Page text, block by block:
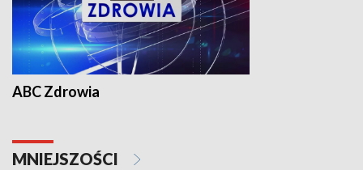
ABC Zdrowia
MNIEJSZOŚCI